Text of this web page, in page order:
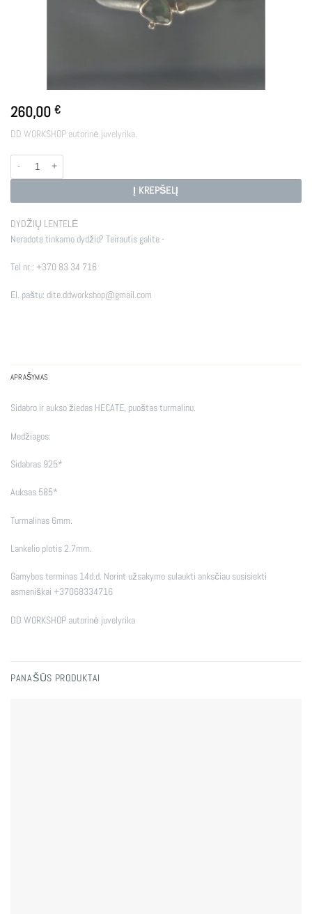
260,00 €
DD WORKSHOP autorinė juvelyrika.
produkto kiekis: HECATE
Į KREPŠELĮ
DYDŽIŲ LENTELĖ
Neradote tinkamo dydžio? Teirautis galite -
Tel nr.: +370 83 34 716
El. paštu: dite.ddworkshop@gmail.com
APRAŠYMAS
Sidabro ir aukso žiedas HECATE, puoštas turmalinu.
Medžiagos:
Sidabras 925*
Auksas 585*
Turmalinas 6mm.
Lankelio plotis 2.7mm.
Gamybos terminas 14d.d. Norint užsakymo sulaukti anksčiau susisiekti
asmeniškai +37068334716
DD WORKSHOP autorinė juvelyrika
PANAŠŪS PRODUKTAI